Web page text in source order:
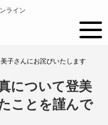
ライン
美子さんにお詫びいたします
について登美
ことを謹んで